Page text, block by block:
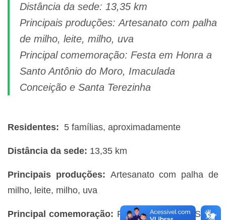
Distância da sede: 13,35 km
Principais produções: Artesanato com palha
de milho, leite, milho, uva
Principal comemoração: Festa em Honra a
Santo Antônio do Moro, Imaculada
Conceição e Santa Terezinha
Residentes: 5 famílias, aproximadamente
Distância da sede: 13,35 km
Principais produções: Artesanato com palha de
milho, leite, milho, uva
Principal comemoração: Festa em Honra a Santo